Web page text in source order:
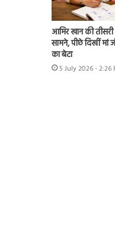
आमिर खान की
सामने, पीछे दिखीं मां
का बेटा
5 July 2026 - 2:26